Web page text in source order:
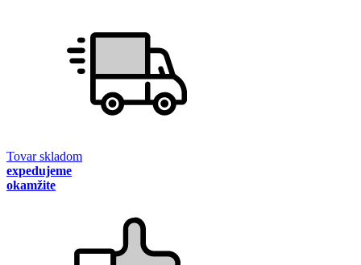
Tovar skladom
expedujeme
okamžite